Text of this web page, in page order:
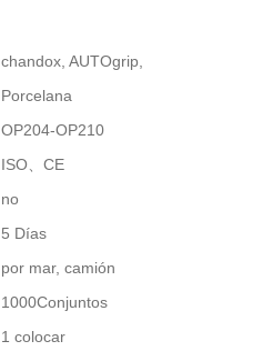
chandox, AUTOgrip,
Porcelana
OP204-OP210
ISO、CE
no
5 Días
por mar, camión
1000Conjuntos
1 colocar